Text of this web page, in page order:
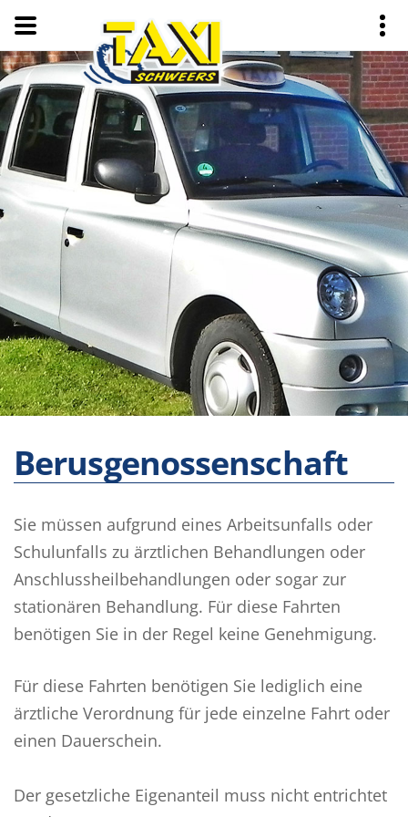
Berusgenossenschaft
Sie müssen aufgrund eines Arbeitsunfalls oder
Schulunfalls zu ärztlichen Behandlungen oder
Anschlussheilbehandlungen oder sogar zur
stationären Behandlung. Für diese Fahrten
benötigen Sie in der Regel keine Genehmigung.
Für diese Fahrten benötigen Sie lediglich eine
ärztliche Verordnung für jede einzelne Fahrt oder
einen Dauerschein.
Der gesetzliche Eigenanteil muss nicht entrichtet